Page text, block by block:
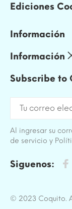
Ediciones
Información
Información
Subscribe to
Al ingresar su
de servicio y
Siguenos:
© 2023 Coquito.